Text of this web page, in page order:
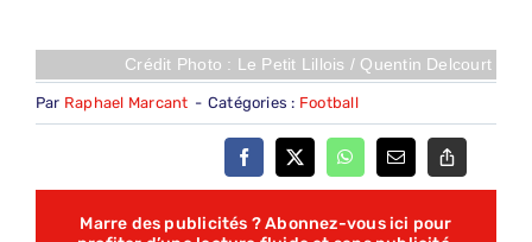
Crédit Photo : Le Petit Lillois / Quentin Delcourt
Par Raphael Marcant - Catégories : Football
Marre des publicités ? Abonnez-vous ici pour